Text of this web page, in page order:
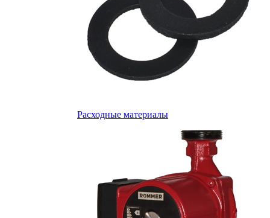
Расходные материалы